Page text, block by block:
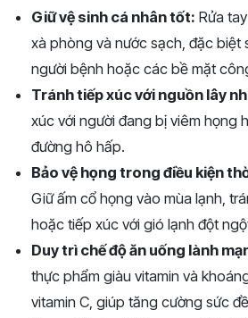
Giữ vệ sinh cá nhân tốt: Rửa
xà phòng và nước sạch, đặc biệt
người bệnh hoặc các bề mặt
Tránh tiếp xúc với nguồn lây
xúc với người đang bị viêm họng
đường hô hấp.
Bảo vệ họng trong điều kiện
Giữ ấm cổ họng vào mùa lạnh,
hoặc tiếp xúc với gió lạnh đột
Duy trì chế độ ăn uống lành
thực phẩm giàu vitamin và
vitamin C, giúp tăng cường sức